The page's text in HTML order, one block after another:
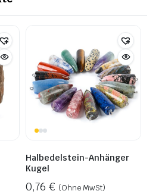
Halbedelstein-Anhänger
Kugel
0,76 € (Ohne MwSt)